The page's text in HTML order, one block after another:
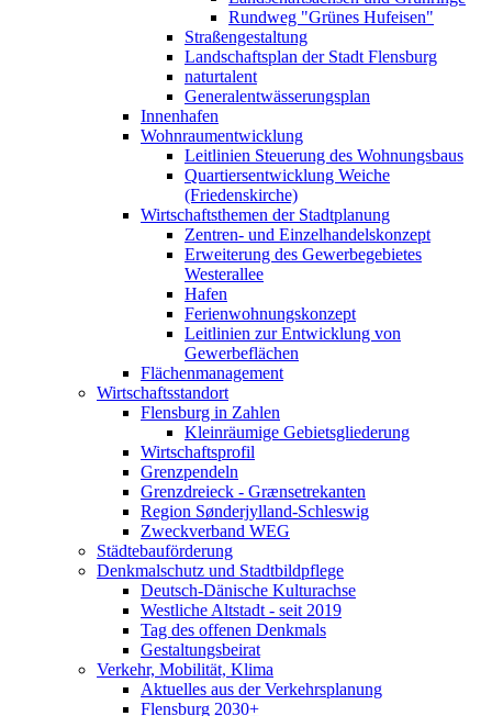
Rundweg "Grünes Hufeisen"
Straßengestaltung
Landschaftsplan der Stadt Flensburg
naturtalent
Generalentwässerungsplan
Innenhafen
Wohnraumentwicklung
Leitlinien Steuerung des Wohnungsbaus
Quartiersentwicklung Weiche
(Friedenskirche)
Wirtschaftsthemen der Stadtplanung
Zentren- und Einzelhandelskonzept
Erweiterung des Gewerbegebietes
Westerallee
Hafen
Ferienwohnungskonzept
Leitlinien zur Entwicklung von
Gewerbeflächen
Flächenmanagement
Wirtschaftsstandort
Flensburg in Zahlen
Kleinräumige Gebietsgliederung
Wirtschaftsprofil
Grenzpendeln
Grenzdreieck - Grænsetrekanten
Region Sønderjylland-Schleswig
Zweckverband WEG
Städtebauförderung
Denkmalschutz und Stadtbildpflege
Deutsch-Dänische Kulturachse
Westliche Altstadt - seit 2019
Tag des offenen Denkmals
Gestaltungsbeirat
Verkehr, Mobilität, Klima
Aktuelles aus der Verkehrsplanung
Flensburg 2030+